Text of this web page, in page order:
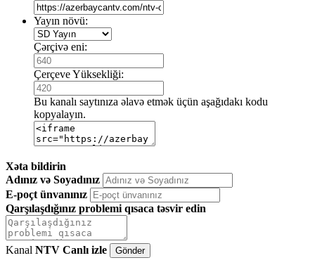
Yayın növü:
Çərçivə eni:
Çerçeve Yüksekliği:
Bu kanalı saytınıza əlavə etmək üçün aşağıdakı kodu
kopyalayın.
Xəta bildirin
Adınız və Soyadınız
E-poçt ünvanınız
Qarşılaşdığınız problemi qısaca təsvir edin
Kanal NTV Canlı izle